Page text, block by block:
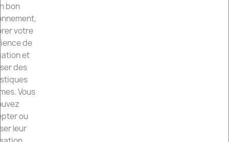
bon
votre
de
et
des
Vous
ou
leur